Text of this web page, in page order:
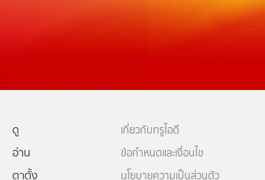
ดู
อ่าน
ตาตั้ง
เกี่ยวกับทรูไอดี
ข้อกำหนดและเงื่อนไข
นโยบายความเป็นส่วนตัว